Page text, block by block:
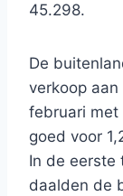
45.298.
De
verkoop
februari met
goed voor
In de eerste
daalden de